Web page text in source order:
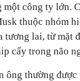
một công ty lớn.
thuộc nhóm
tương lai, từ mặt
cấy trong não
ông thường